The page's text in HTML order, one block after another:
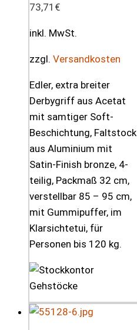
73,71 €
inkl. MwSt.
zzgl. Versandkosten
Edler, extra breiter
Derbygriff aus Acetat
mit samtiger Soft-
Beschichtung, Faltstock
aus Aluminium mit
Satin-Finish bronze, 4-
teilig, Packmaß 32 cm,
verstellbar 85 – 95 cm,
mit Gummipuffer, im
Klarsichtetui, für
Personen bis 120 kg.